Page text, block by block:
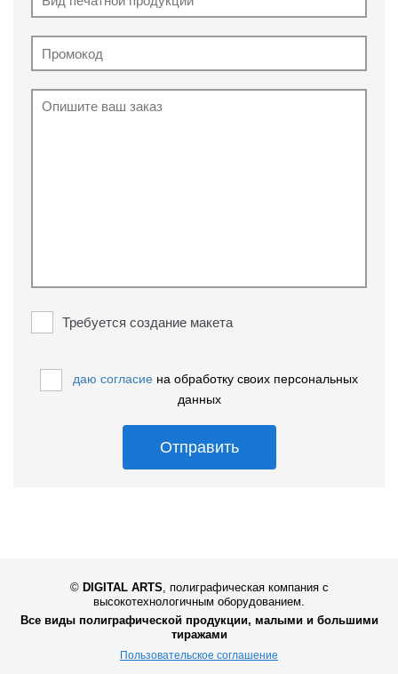
Требуется создание макета
даю согласие на обработку своих персональных
данных
Отправить
© DIGITAL ARTS
полиграфическая компания с
высокотехнологичным оборудованием.
Все виды полиграфической продукции, малыми и большими
тиражами
Пользовательское соглашение